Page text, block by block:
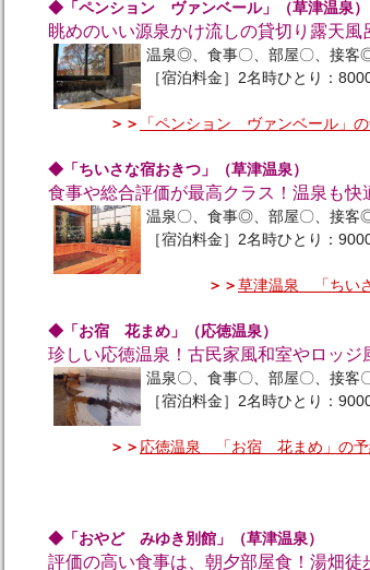
◆「ペンション ヴァンベール」（草津温泉）
眺めのいい源泉かけ流しの貸切り露天
温泉◎、食事〇、部屋〇、接客
［宿泊料金］2名時ひとり：
＞＞ 「ペンション ヴァンベール」
◆「ちいさな宿おきつ」（草津温泉）
食事や総合評価が最高クラス！温泉も
温泉〇、食事◎、部屋〇、接客
［宿泊料金］2名時ひとり：
＞＞草津温泉 「ちい
◆「お宿 花まめ」（応徳温泉）
珍しい応徳温泉！古民家風和室やロッ
温泉〇、食事〇、部屋〇、接客
［宿泊料金］2名時ひとり：
＞＞ 応徳温泉 「お宿 花まめ」の予
◆「おやど みゆき別館」（草津温泉）
評価の高い食事は、朝夕部屋食！湯畑